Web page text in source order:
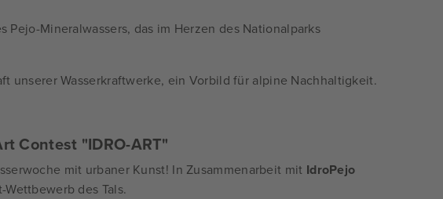
Pejo-Mineralwassers, das im Herzen des Nationalparks
unserer Wasserkraftwerke, ein Vorbild für alpine Nachhaltigkeit.
Contest "IDRO-ART"
mit urbaner Kunst! In Zusammenarbeit mit IdroPejo
des Tals.